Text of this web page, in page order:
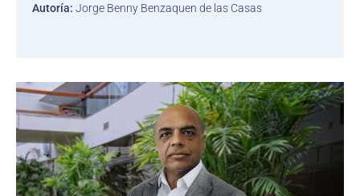
Autoría: Jorge Benny Benzaquen de las Casas